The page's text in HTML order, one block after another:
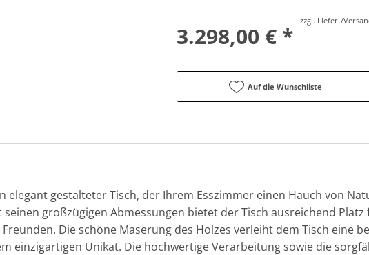
3.298,00 € *
zzgl. Liefer-/
Auf die Wunschliste
elegant gestalteter Tisch, der Ihrem Esszimmer einen Hauch von
großzügigen Abmessungen bietet der Tisch ausreichend Platz
Die schöne Maserung des Holzes verleiht dem Tisch eine
einzigartigen Unikat. Die hochwertige Verarbeitung sowie die